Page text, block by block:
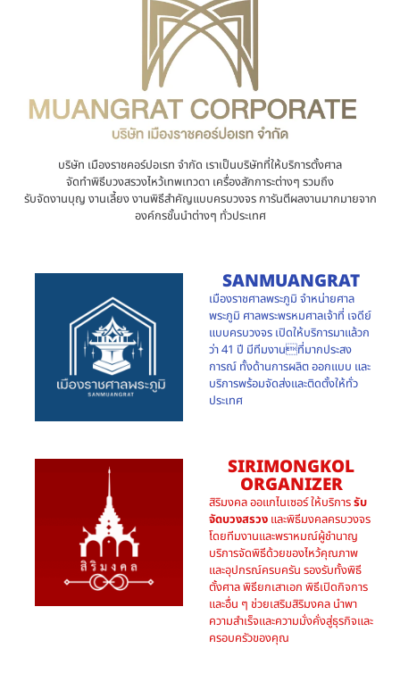
บริษัท เมืองราชคอร์ปอเรท จำกัด เราเป็นบริษัทที่ให้บริการตั้งศาล
จัดทำพิธีบวงสรวงไหว้เทพเทวดา เครื่องสักการะต่างๆ รวมถึง
รับจัดงานบุญ งานเลี้ยง งานพิธีสำคัญแบบครบวงจร การันตีผลงานมากมายจาก
องค์กรชั้นนำต่างๆ ทั่วประเทศ
SANMUANGRAT
เมืองราชศาลพระภูมิ จำหน่ายศาล
พระภูมิ ศาลพระพรหมศาลเจ้าที่ เจดีย์
แบบครบวงจร เปิดให้บริการมาแล้วก
ว่า 41 ปี มีทีมงานที่มากประสง
การณ์ ทั้งด้านการผลิต ออกแบบ และ
บริการพร้อมจัดส่งและติดตั้งให้ทั่ว
ประเทศ
SIRIMONGKOL
ORGANIZER
สิริมงคล ออแกไนเซอร์ ให้บริการรับ
จัดบวงสรวง และพิธีมงคลครบวงจร
โดยทีมงานและพราหมณ์ผู้ชำนาญ
บริการจัดพิธีด้วยของไหว้คุณภาพ
และอุปกรณ์ครบครัน รองรับทั้งพิธี
ตั้งศาล พิธียกเสาเอก พิธีเปิดกิจการ
และอื่น ๆ ช่วยเสริมสิริมงคล นำพา
ความสำเร็จและความมั่งคั่งสู่ธุรกิจและ
ครอบครัวของคุณ